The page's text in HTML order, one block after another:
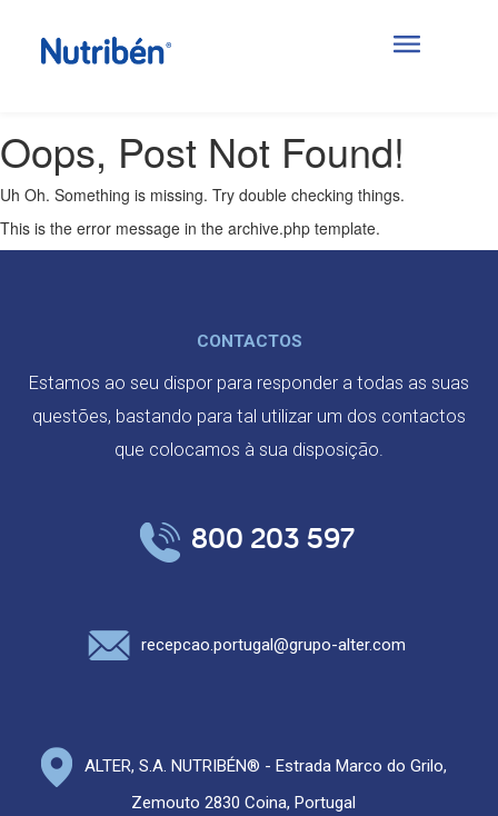
Posts Categorized: Desde o
nascimento
Oops, Post Not Found!
Uh Oh. Something is missing. Try double checking things.
This is the error message in the archive.php template.
CONTACTOS
Estamos ao seu dispor para responder a todas as suas
questões, bastando para tal utilizar um dos contactos
que colocamos à sua disposição.
800 203 597
recepcao.portugal@grupo-alter.com
ALTER, S.A. NUTRIBÉN® - Estrada Marco do Grilo,
Zemouto 2830 Coina, Portugal